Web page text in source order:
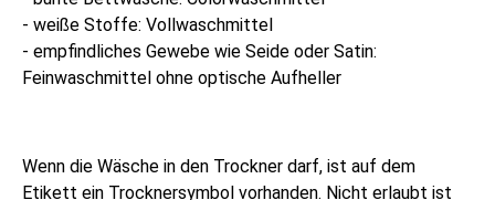
- weiße Stoffe: Vollwaschmittel
- empfindliches Gewebe wie Seide oder Satin:
Feinwaschmittel ohne optische Aufheller
Wenn die Wäsche in den Trockner darf, ist auf dem
Etikett ein Trocknersymbol vorhanden. Nicht erlaubt ist